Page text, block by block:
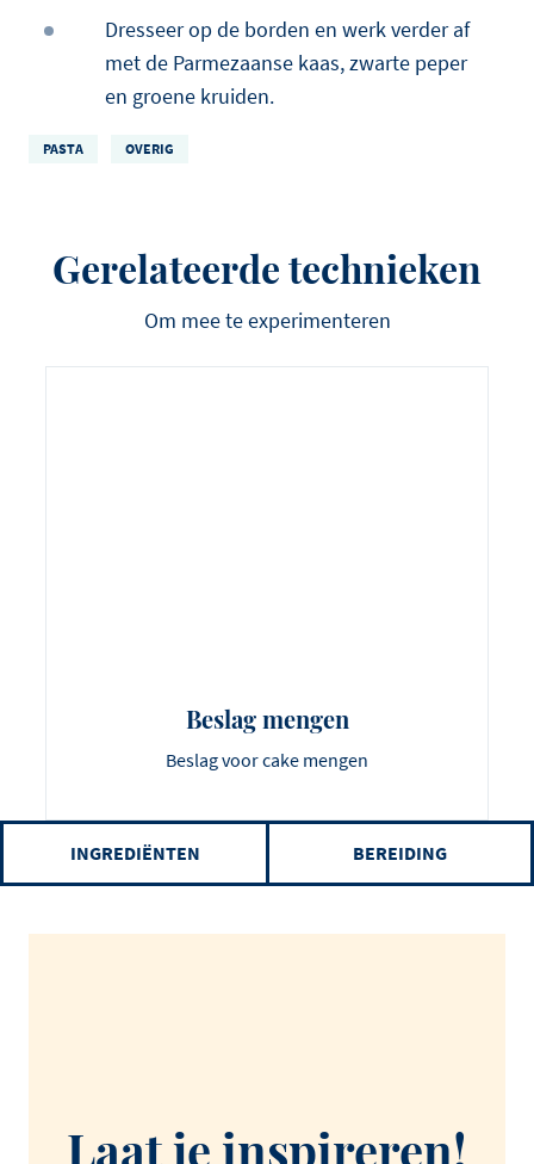
Dresseer op de borden en werk verder af
met de Parmezaanse kaas, zwarte peper
en groene kruiden.
PASTA OVERIG
Gerelateerde technieken
Om mee te experimenteren
Beslag mengen
Beslag voor cake mengen
INGREDIËNTEN BEREIDING
Laat je inspireren!